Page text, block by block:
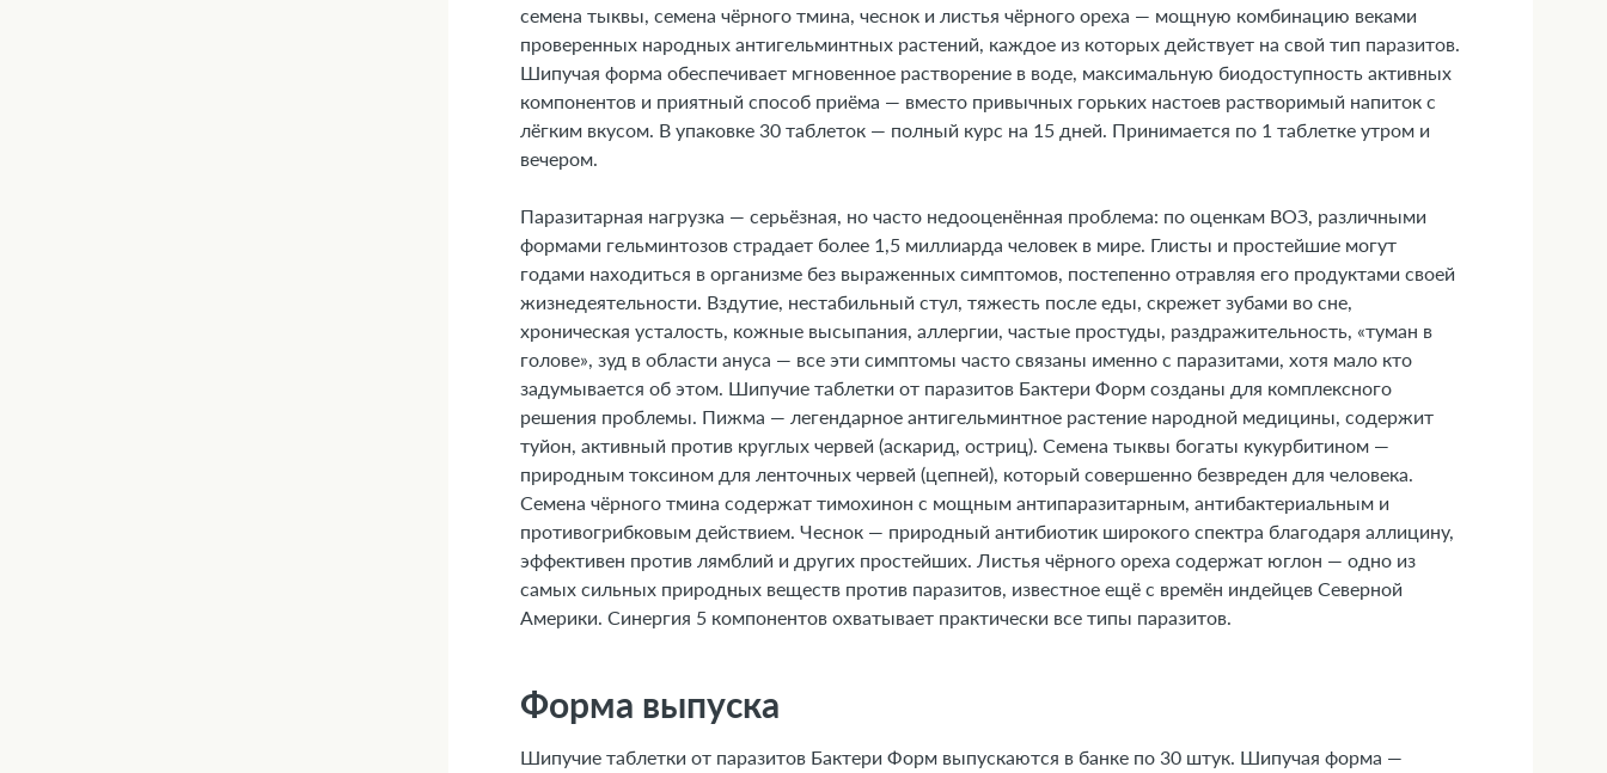
5. Показания к применению
6. Противопоказания
7. Состав
8. Инструкция по применению и дозы
11. Передозировка
12. Особые указания
13. Применение при беременности и кормлении грудью
14. Влияние на способность управлять транспортными средствами и механизмами
15. Совместимость с алкоголем
16. Условия хранения
17. ТОП-5 вопросов эксперту
семена тыквы, семена чёрного тмина, чеснок и листья чёрного ореха — мощную комбинацию веками
проверенных народных антигельминтных растений, каждое из которых действует на свой тип паразитов.
Шипучая форма обеспечивает мгновенное растворение в воде, максимальную биодоступность активных
компонентов и приятный способ приёма — вместо привычных горьких настоев растворимый напиток с
лёгким вкусом. В упаковке 30 таблеток — полный курс на 15 дней. Принимается по 1 таблетке утром и
вечером.
Паразитарная нагрузка — серьёзная, но часто недооценённая проблема: по оценкам ВОЗ, различными
формами гельминтозов страдает более 1,5 миллиарда человек в мире. Глисты и простейшие могут
годами находиться в организме без выраженных симптомов, постепенно отравляя его продуктами своей
жизнедеятельности. Вздутие, нестабильный стул, тяжесть после еды, скрежет зубами во сне,
хроническая усталость, кожные высыпания, аллергии, частые простуды, раздражительность, «туман в
голове», зуд в области ануса — все эти симптомы часто связаны именно с паразитами, хотя мало кто
задумывается об этом. Шипучие таблетки от паразитов Бактери Форм созданы для комплексного
решения проблемы. Пижма — легендарное антигельминтное растение народной медицины, содержит
туйон, активный против круглых червей (аскарид, остриц). Семена тыквы богаты кукурбитином —
природным токсином для ленточных червей (цепней), который совершенно безвреден для человека.
Семена чёрного тмина содержат тимохинон с мощным антипаразитарным, антибактериальным и
противогрибковым действием. Чеснок — природный антибиотик широкого спектра благодаря аллицину,
эффективен против лямблий и других простейших. Листья чёрного ореха содержат юглон — одно из
самых сильных природных веществ против паразитов, известное ещё с времён индейцев Северной
Америки. Синергия 5 компонентов охватывает практически все типы паразитов.
Форма выпуска
Шипучие таблетки от паразитов Бактери Форм выпускаются в банке по 30 штук. Шипучая форма —